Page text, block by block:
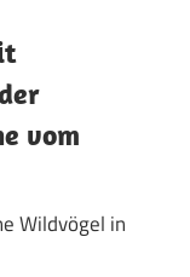
vom
Wildvögel in